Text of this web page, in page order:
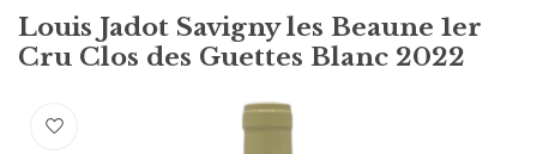
Louis Jadot Savigny les Beaune 1er
Cru Clos des Guettes Blanc 2022